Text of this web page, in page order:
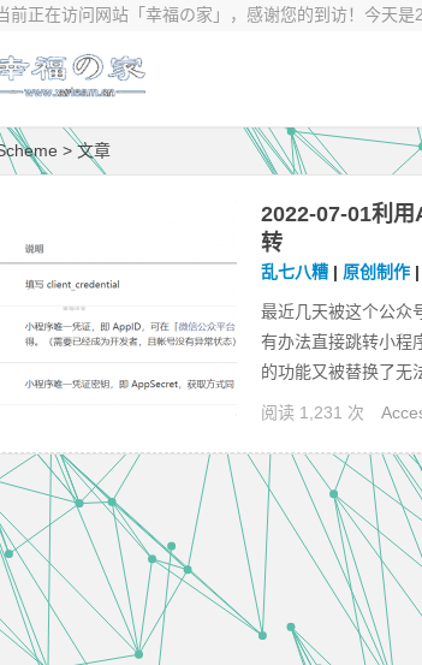
前正在访问网站 「幸福の家」，感谢您的到访！今天
> 文章
2022-07-01利
转
乱七八糟 | 原创制作 |
最近几天被这个公众
有办法直接跳转小程
的功能又被替换了无
阅读 1,231 次